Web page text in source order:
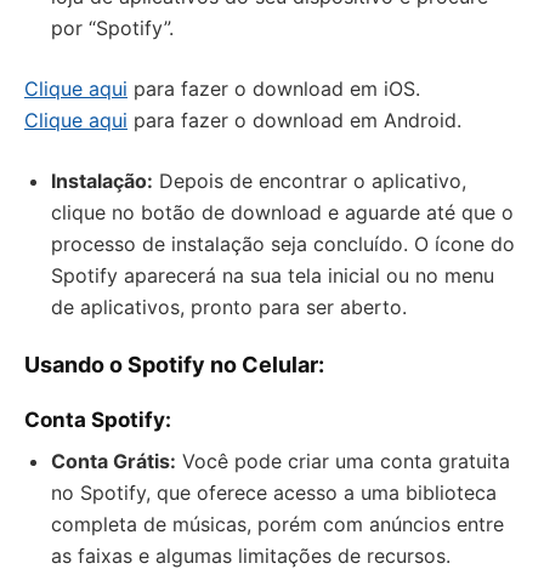
por “Spotify”.
Clique aqui para fazer o download em iOS.
Clique aqui para fazer o download em Android.
Instalação: Depois de encontrar o aplicativo,
clique no botão de download e aguarde até que o
processo de instalação seja concluído. O ícone do
Spotify aparecerá na sua tela inicial ou no menu
de aplicativos, pronto para ser aberto.
Usando o Spotify no Celular:
Conta Spotify:
Conta Grátis: Você pode criar uma conta gratuita
no Spotify, que oferece acesso a uma biblioteca
completa de músicas, porém com anúncios entre
as faixas e algumas limitações de recursos.